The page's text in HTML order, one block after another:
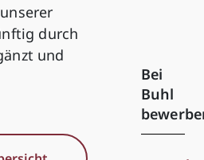
durch
und
Bei
Buhl